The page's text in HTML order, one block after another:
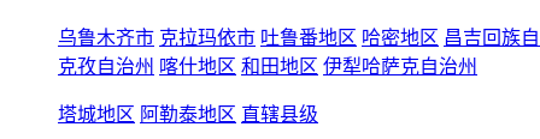
乌鲁木齐市 克拉玛依市 吐鲁番地区 哈密地区 昌吉回族
克孜自治州 喀什地区 和田地区 伊犁哈萨克自治州
塔城地区 阿勒泰地区 直辖县级